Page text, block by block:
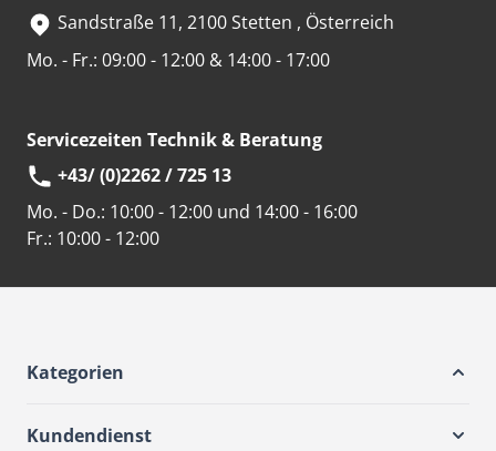
Sandstraße 11, 2100 Stetten , Österreich
Mo. - Fr.: 09:00 - 12:00 & 14:00 - 17:00
Servicezeiten Technik & Beratung
+43/ (0)2262 / 725 13
Mo. - Do.: 10:00 - 12:00 und 14:00 - 16:00
Fr.: 10:00 - 12:00
Kategorien
Kundendienst